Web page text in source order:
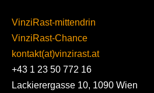
VinziRast-mittendrin
VinziRast-Chance
kontakt(at)vinzirast.at
+43 1 23 50 772 16
Lackierergasse 10, 1090 Wien